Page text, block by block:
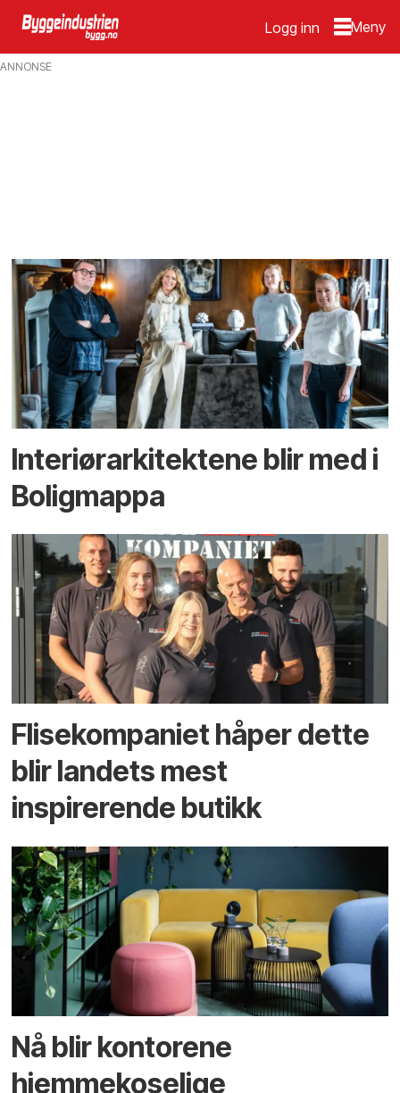
Logg inn
Emne:
ANNONSE
Interiørarkitektene blir med i
Boligmappa
Flisekompaniet håper dette
blir landets mest
inspirerende butikk
Nå blir kontorene
hjemmekoselige